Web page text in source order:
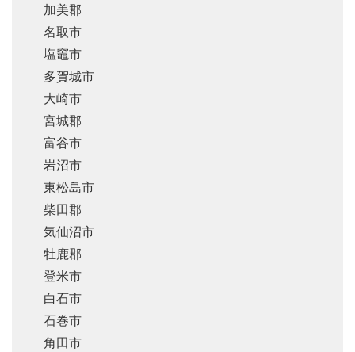
加美郡
名取市
塩竈市
多賀城市
大崎市
宮城郡
富谷市
岩沼市
東松島市
柴田郡
気仙沼市
牡鹿郡
登米市
白石市
石巻市
角田市